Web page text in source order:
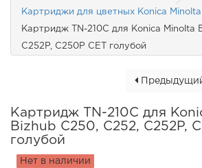
Картриджи для цветных Konica Minolta
Картридж TN-210C для Konica Minolta
C252P, C250P CET голубой
Картридж TN-210C для
Bizhub C250, C252, C252P,
голубой
Нет в наличии